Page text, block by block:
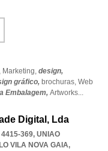
Marketing, design,
gráfico, brochuras, Web
Embalagem, Artworks...
Digital, Lda
4415-369, UNIAO
VILA NOVA GAIA,